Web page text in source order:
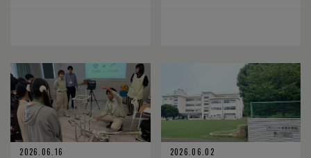
2026.06.16
2026.06.02